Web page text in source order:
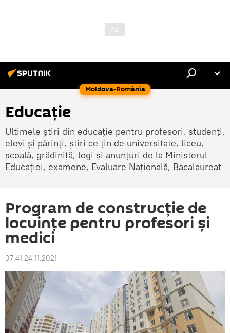
Moldova-România
Educație
Ultimele știri din educație pentru profesori, studenți,
elevi și părinți, știri ce țin de universitate, liceu,
școală, grădiniță, legi și anunțuri de la Ministerul
Educației, examene, Evaluare Națională, Bacalaureat
Program de construcție de
locuințe pentru profesori și
medici
07:41 24.11.2021